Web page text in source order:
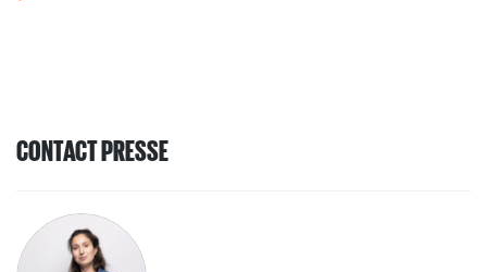
CONTACT PRESSE